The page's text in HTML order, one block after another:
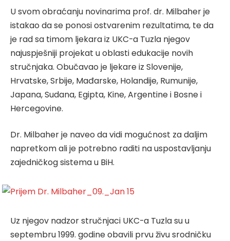
U svom obraćanju novinarima prof. dr. Milbaher je
istakao da se ponosi ostvarenim rezultatima, te da
je rad sa timom ljekara iz UKC-a Tuzla njegov
najuspješniji projekat u oblasti edukacije novih
stručnjaka. Obučavao je ljekare iz Slovenije,
Hrvatske, Srbije, Mađarske, Holandije, Rumunije,
Japana, Sudana, Egipta, Kine, Argentine i Bosne i
Hercegovine.
Dr. Milbaher je naveo da vidi mogućnost za daljim
napretkom ali je potrebno raditi na uspostavljanju
zajedničkog sistema u BiH.
Uz njegov nadzor stručnjaci UKC-a Tuzla su u
septembru 1999. godine obavili prvu živu srodničku